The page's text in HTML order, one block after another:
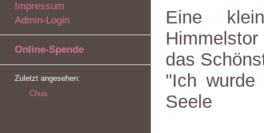
Impressum
Admin-Login
Online-Spende
Zuletzt angesehen:
Chua
Eine
das
"Ich wurde
Seele